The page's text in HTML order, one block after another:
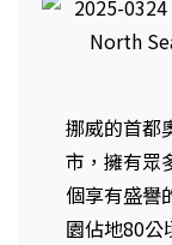
挪威的首都
市，擁有眾
個享有盛譽
園佔地80公